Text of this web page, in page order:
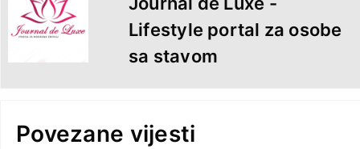
Lifestyle portal za osobe
sa stavom
Povezane vijesti